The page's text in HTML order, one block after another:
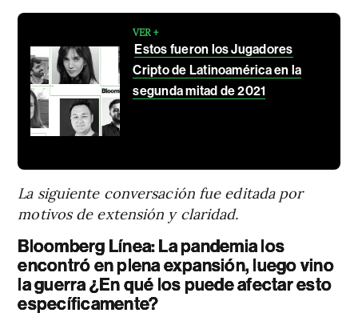
VER +
Estos fueron los Jugadores
Cripto de Latinoamérica en la
segunda mitad de 2021
La siguiente conversación fue editada por
motivos de extensión y claridad.
Bloomberg Línea: La pandemia los
encontró en plena expansión, luego vino
la guerra ¿En qué los puede afectar esto
específicamente?